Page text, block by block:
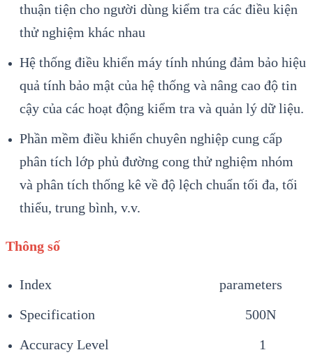
thuận tiện cho người dùng kiểm tra các điều kiện
thử nghiệm khác nhau
Hệ thống điều khiển máy tính nhúng đảm bảo hiệu
quả tính bảo mật của hệ thống và nâng cao độ tin
cậy của các hoạt động kiểm tra và quản lý dữ liệu.
Phần mềm điều khiển chuyên nghiệp cung cấp
phân tích lớp phủ đường cong thử nghiệm nhóm
và phân tích thống kê về độ lệch chuẩn tối đa, tối
thiểu, trung bình, v.v.
Thông số
Index parameters
Specification 500N
Accuracy Level 1